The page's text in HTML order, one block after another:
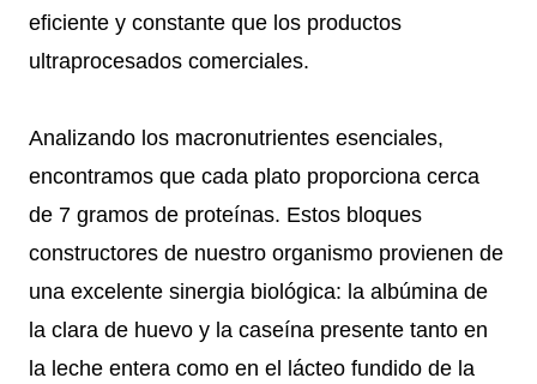
eficiente y constante que los productos
ultraprocesados comerciales.
Analizando los macronutrientes esenciales,
encontramos que cada plato proporciona cerca
de 7 gramos de proteínas. Estos bloques
constructores de nuestro organismo provienen de
una excelente sinergia biológica: la albúmina de
la clara de huevo y la caseína presente tanto en
la leche entera como en el lácteo fundido de la